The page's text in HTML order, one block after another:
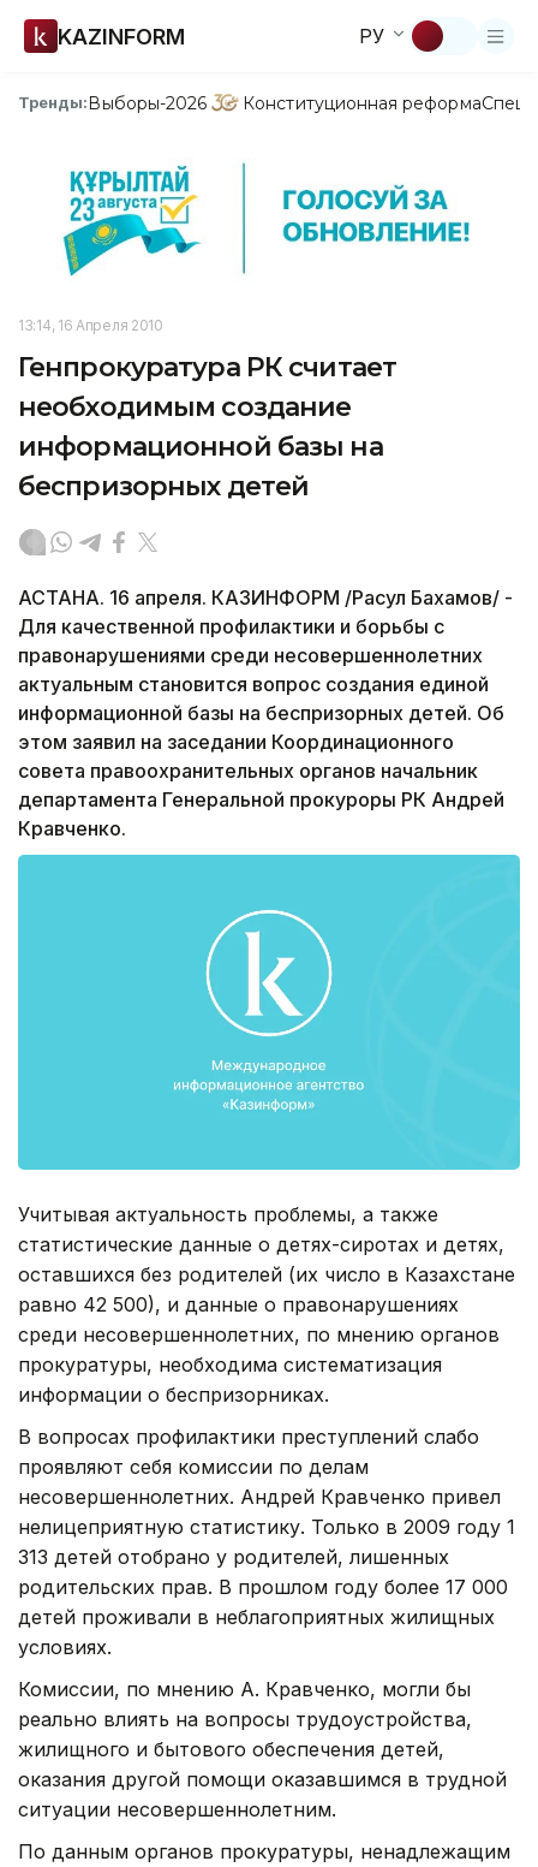
KAZINFORM РУ
Тренды:Выборы-2026 Конституционная реформа
13:14, 16 Апреля 2010
Генпрокуратура РК считает
необходимым создание
информационной базы на
беспризорных детей
АСТАНА. 16 апреля. КАЗИНФОРМ /Расул Бахамов/ -
Для качественной профилактики и борьбы с
правонарушениями среди несовершеннолетних
актуальным становится вопрос создания единой
информационной базы на беспризорных детей. Об
этом заявил на заседании Координационного
совета правоохранительных органов начальник
департамента Генеральной прокуроры РК Андрей
Кравченко.
Учитывая актуальность проблемы, а также
статистические данные о детях-сиротах и детях,
оставшихся без родителей (их число в Казахстане
равно 42 500), и данные о правонарушениях
среди несовершеннолетних, по мнению органов
прокуратуры, необходима систематизация
информации о беспризорниках.
В вопросах профилактики преступлений слабо
проявляют себя комиссии по делам
несовершеннолетних. Андрей Кравченко привел
нелицеприятную статистику. Только в 2009 году 1
313 детей отобрано у родителей, лишенных
родительских прав. В прошлом году более 17 000
детей проживали в неблагоприятных жилищных
условиях.
Комиссии, по мнению А. Кравченко, могли бы
реально влиять на вопросы трудоустройства,
жилищного и бытового обеспечения детей,
оказания другой помощи оказавшимся в трудной
ситуации несовершеннолетним.
По данным органов прокуратуры, ненадлежащим